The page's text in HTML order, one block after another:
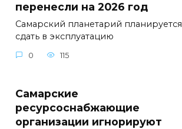
перенесли на 2026 год
Самарский планетарий планируется
сдать в эксплуатацию
0 115
Самарские
ресурсоснабжающие
организации игнорируют